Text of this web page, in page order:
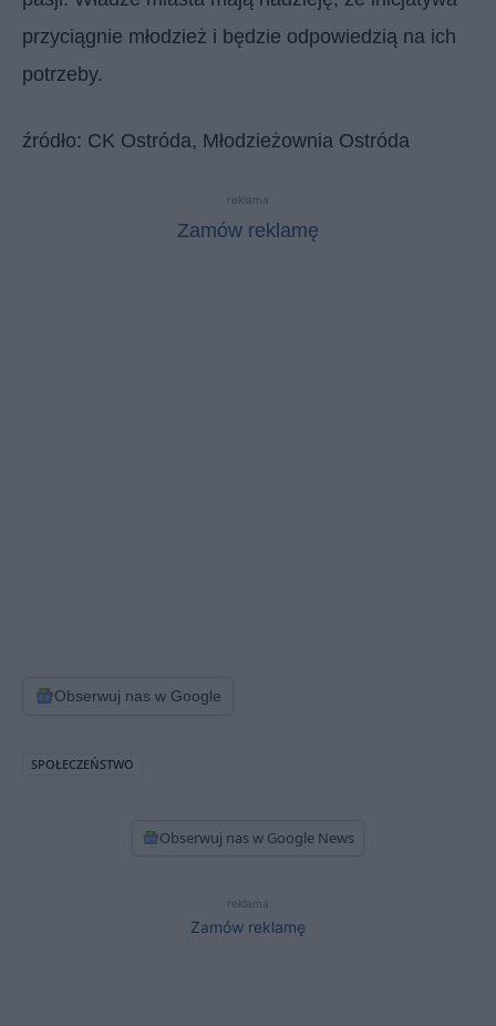
przyciągnie młodzież i będzie odpowiedzią na ich
potrzeby.
źródło: CK Ostróda, Młodzieżownia Ostróda
reklama
Zamów reklamę
Obserwuj nas w Google
SPOŁECZEŃSTWO
Obserwuj nas w Google News
reklama
Zamów reklamę